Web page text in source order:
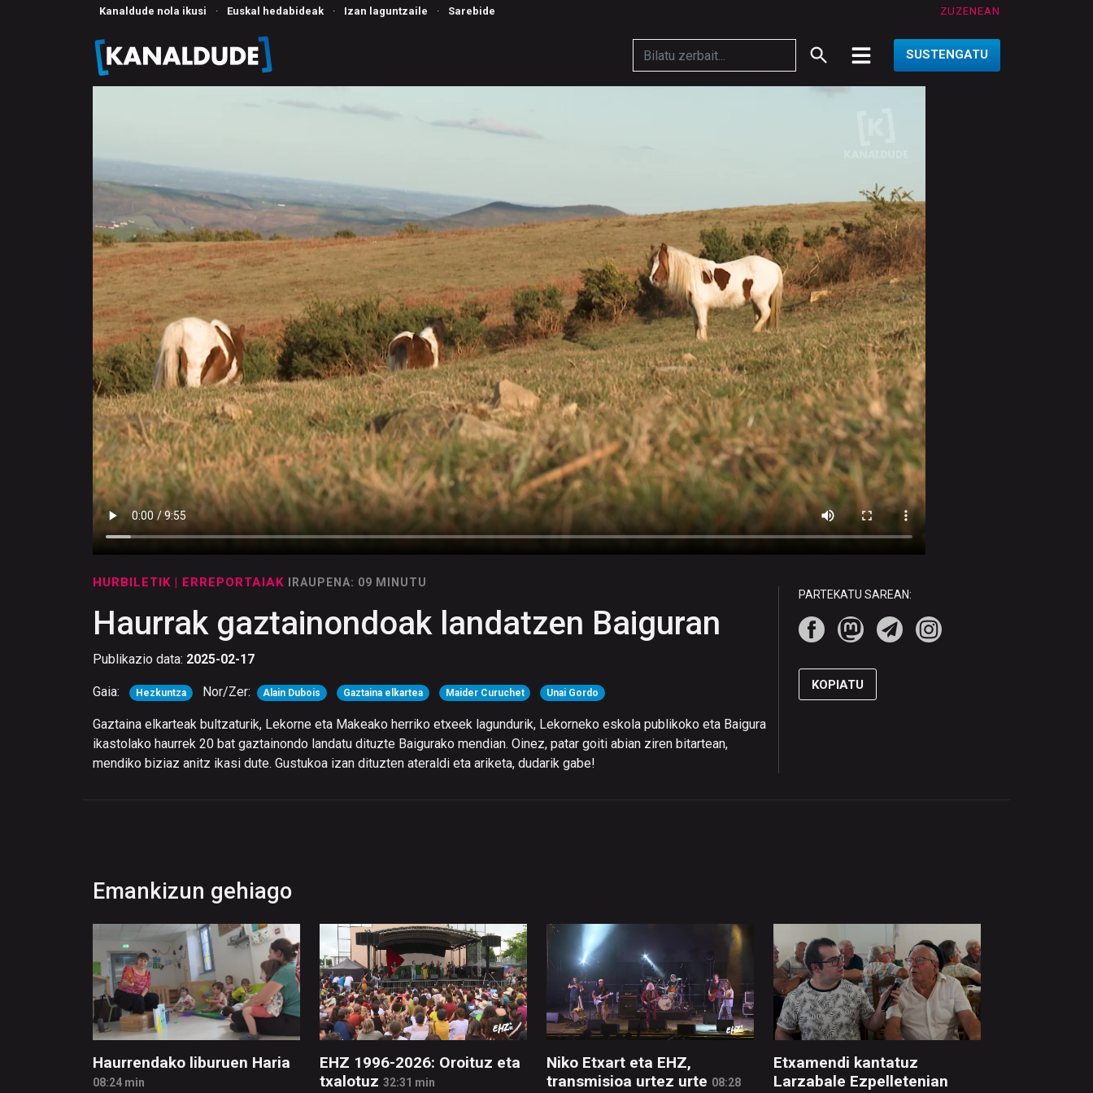
Kanaldude nola ikusi · Euskal hedabideak · Izan laguntzaile · Sarebide ZUZENEAN
SUSTENGATU
HURBILETIK | ERREPORTAIAK IRAUPENA: 09 MINUTU
Haurrak gaztainondoak landatzen Baiguran
Publikazio data: 2025-02-17
Gaia: Hezkuntza Nor/Zer: Alain Dubois Gaztaina elkartea Maider Curuchet Unai Gordo
Gaztaina elkarteak bultzaturik, Lekorne eta Makeako herriko etxeek lagundurik, Lekorneko eskola publikoko eta Baigura
ikastolako haurrek 20 bat gaztainondo landatu dituzte Baigurako mendian. Oinez, patar goiti abian ziren bitartean,
mendiko biziaz anitz ikasi dute. Gustukoa izan dituzten ateraldi eta ariketa, dudarik gabe!
PARTEKATU SAREAN:
KOPIATU
Emankizun gehiago
Haurrendako liburuen Haria
08:24 min
EHZ 1996-2026: Oroituz eta
txalotuz 32:31 min
Niko Etxart eta EHZ,
transmisioa urtez urte 08:28
Etxamendi kantatuz
Larzabale Ezpelletenian